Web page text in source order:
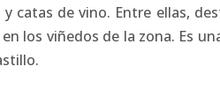
catas de vino. Entre ellas,
los viñedos de la zona. Es